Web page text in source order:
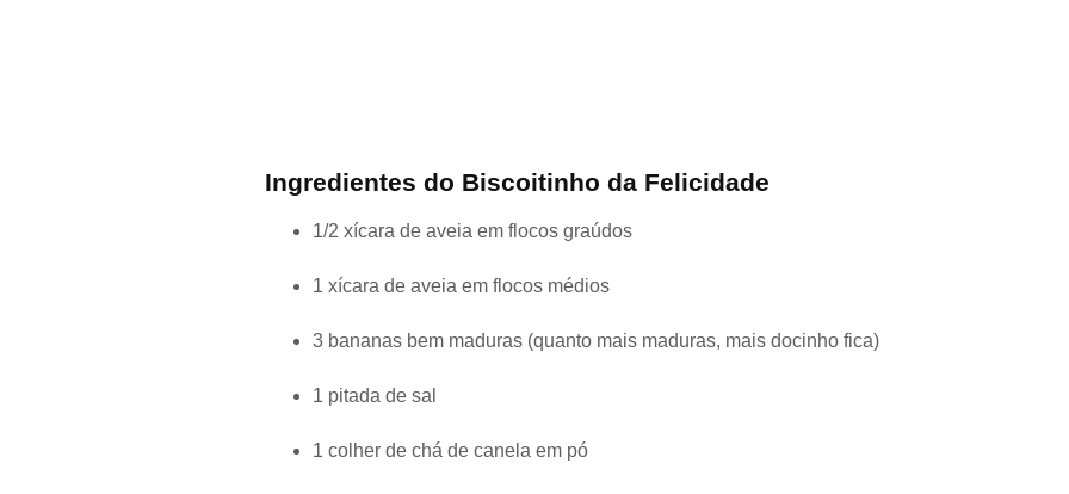
Ingredientes do Biscoitinho da Felicidade
1/2 xícara de aveia em flocos graúdos
1 xícara de aveia em flocos médios
3 bananas bem maduras (quanto mais maduras, mais docinho fica)
1 pitada de sal
1 colher de chá de canela em pó